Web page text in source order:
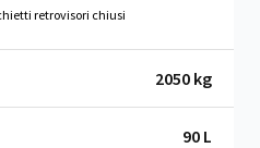
retrovisori chiusi
2050 kg
90 L